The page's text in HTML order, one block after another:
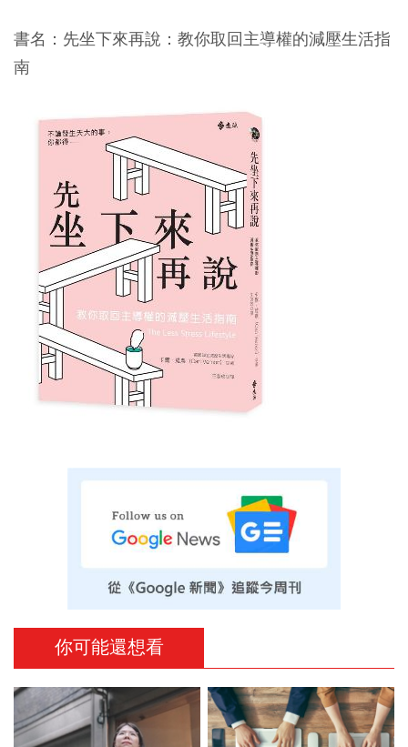
書名：先坐下來再說：教你取回主導權的減壓生活指
南
你可能還想看